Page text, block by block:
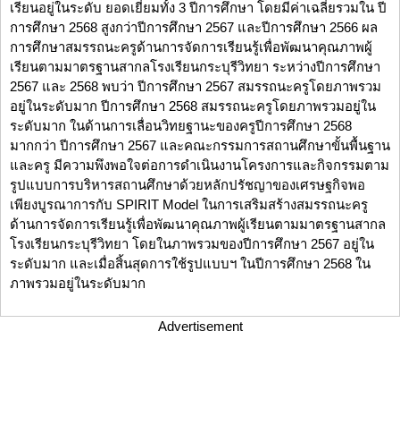
เรียนอยู่ในระดับ ยอดเยี่ยมทั้ง 3 ปีการศึกษา โดยมีค่าเฉลี่ยรวมใน ปี
การศึกษา 2568 สูงกว่าปีการศึกษา 2567 และปีการศึกษา 2566 ผล
การศึกษาสมรรถนะครูด้านการจัดการเรียนรู้เพื่อพัฒนาคุณภาพผู้
เรียนตามมาตรฐานสากลโรงเรียนกระบุรีวิทยา ระหว่างปีการศึกษา
2567 และ 2568 พบว่า ปีการศึกษา 2567 สมรรถนะครูโดยภาพรวม
อยู่ในระดับมาก ปีการศึกษา 2568 สมรรถนะครูโดยภาพรวมอยู่ใน
ระดับมาก ในด้านการเลื่อนวิทยฐานะของครูปีการศึกษา 2568
มากกว่า ปีการศึกษา 2567 และคณะกรรมการสถานศึกษาขั้นพื้นฐาน
และครู มีความพึงพอใจต่อการดำเนินงานโครงการและกิจกรรมตาม
รูปแบบการบริหารสถานศึกษาด้วยหลักปรัชญาของเศรษฐกิจพอ
เพียงบูรณาการกับ SPIRIT Model ในการเสริมสร้างสมรรถนะครู
ด้านการจัดการเรียนรู้เพื่อพัฒนาคุณภาพผู้เรียนตามมาตรฐานสากล
โรงเรียนกระบุรีวิทยา โดยในภาพรวมของปีการศึกษา 2567 อยู่ใน
ระดับมาก และเมื่อสิ้นสุดการใช้รูปแบบฯ ในปีการศึกษา 2568 ใน
ภาพรวมอยู่ในระดับมาก
Advertisement